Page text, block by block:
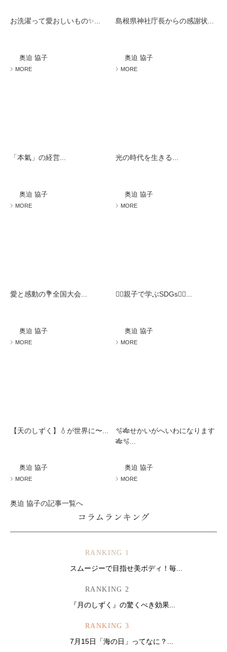
お洗濯って愛おしいもの✨...
奥迫 協子
MORE
島根県神社庁長からの感謝状...
奥迫 協子
MORE
「本氣」の経営...
奥迫 協子
MORE
光の時代を生きる...
奥迫 協子
MORE
愛と感動の💐全国大会...
奥迫 協子
MORE
🧚‍♀️親子で学ぶSDGs🧚‍♀️...
奥迫 協子
MORE
【天のしずく】💧が世界に〜...
奥迫 協子
MORE
🫧🎋せかいがへいわになります
🎋🫧...
奥迫 協子
MORE
奥迫 協子の記事一覧へ
コラムランキング
RANKING 1
スムージーで目指せ美ボディ！毎...
RANKING 2
『月のしずく』の驚くべき効果...
RANKING 3
7月15日「海の日」ってなに？...